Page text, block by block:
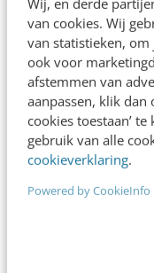
van cookies. Wij
van statistieken,
ook voor
afstemmen van
aanpassen, klik dan
cookies toestaan’
gebruik van alle
cookieverklaring.
Powered by CookieInfo
Joost Steins